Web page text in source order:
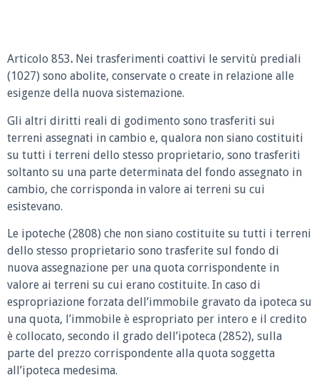
Articolo 853. Nei trasferimenti coattivi le servitù prediali
(1027) sono abolite, conservate o create in relazione alle
esigenze della nuova sistemazione.
Gli altri diritti reali di godimento sono trasferiti sui
terreni assegnati in cambio e, qualora non siano costituiti
su tutti i terreni dello stesso proprietario, sono trasferiti
soltanto su una parte determinata del fondo assegnato in
cambio, che corrisponda in valore ai terreni su cui
esistevano.
Le ipoteche (2808) che non siano costituite su tutti i terreni
dello stesso proprietario sono trasferite sul fondo di
nuova assegnazione per una quota corrispondente in
valore ai terreni su cui erano costituite. In caso di
espropriazione forzata dell’immobile gravato da ipoteca su
una quota, l’immobile è espropriato per intero e il credito
è collocato, secondo il grado dell’ipoteca (2852), sulla
parte del prezzo corrispondente alla quota soggetta
all’ipoteca medesima.